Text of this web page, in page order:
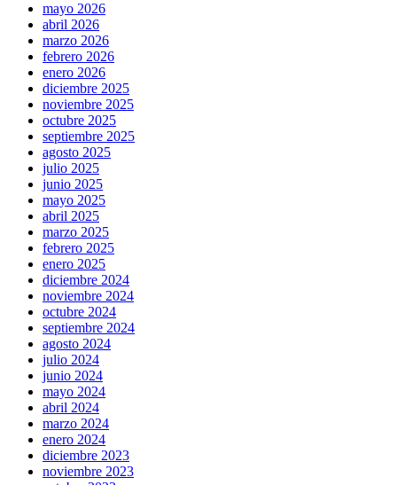
mayo 2026
abril 2026
marzo 2026
febrero 2026
enero 2026
diciembre 2025
noviembre 2025
octubre 2025
septiembre 2025
agosto 2025
julio 2025
junio 2025
mayo 2025
abril 2025
marzo 2025
febrero 2025
enero 2025
diciembre 2024
noviembre 2024
octubre 2024
septiembre 2024
agosto 2024
julio 2024
junio 2024
mayo 2024
abril 2024
marzo 2024
enero 2024
diciembre 2023
noviembre 2023